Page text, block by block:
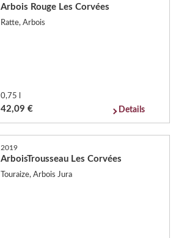
Arbois Rouge Les Corvées
Ratte, Arbois
0,75 l
42,09 € Details
2019
ArboisTrousseau Les Corvées
Touraize, Arbois Jura